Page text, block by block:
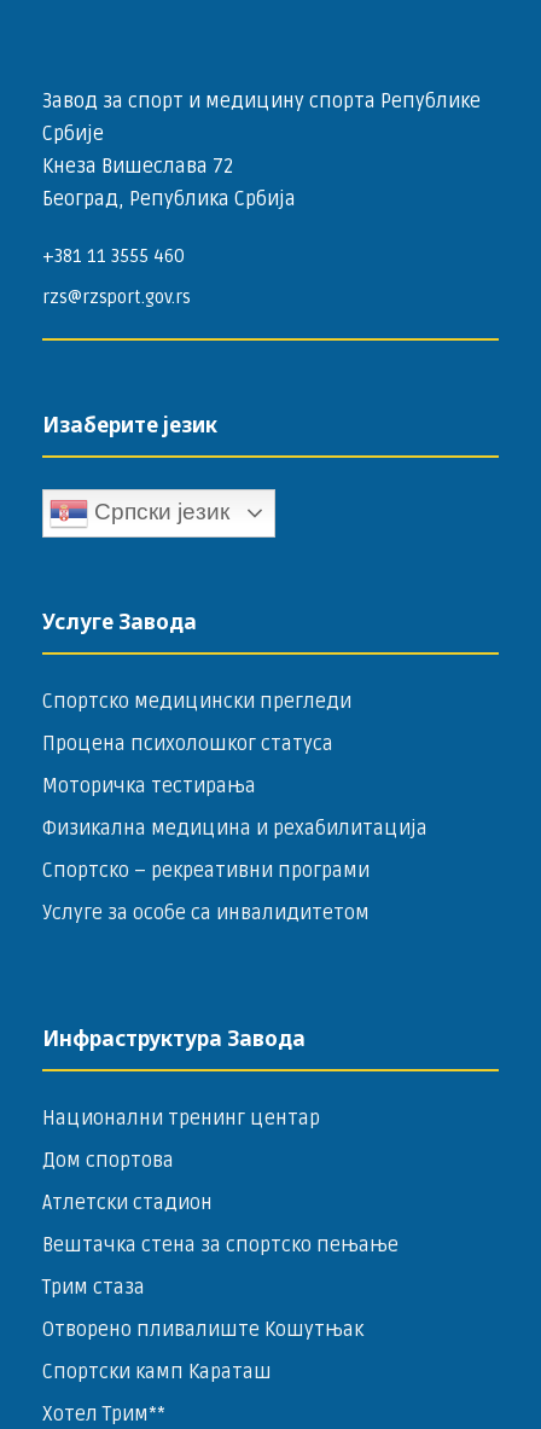
Завод за спорт и медицину спорта Републике
Србије
Кнеза Вишеслава 72
Београд, Република Србија
+381 11 3555 460
rzs@rzsport.gov.rs
Изаберите језик
Српски језик
Услуге Завода
Спортско медицински прегледи
Процена психолошког статуса
Моторичка тестирања
Физикална медицина и рехабилитација
Спортско – ­рекреативни програми
Услуге за особе са инвалидитетом
Инфраструктура Завода
Национални тренинг центар
Дом спортова
Атлетски стадион
Вештачка стена за спортско пењање
Трим стаза
Отворено пливалиште Кошутњак
Спортски камп Караташ
Хотел Трим**